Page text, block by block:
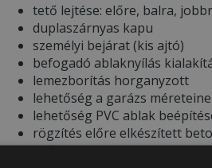
tető lejtése: előre, balra,
duplaszárnyas kapu
személyi bejárat (kis ajtó)
befogadó ablaknyílás
lemezborítás horganyzott
lehetőség a garázs
lehetőség PVC ablak
rögzítés előre elkészített
esőcsatorna